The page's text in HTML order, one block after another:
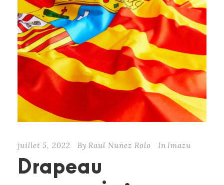
juillet 5, 2022 By Raul Nuñez Rolo In Imazu
Drapeau